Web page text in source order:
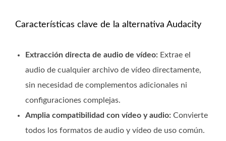
Características clave de la alternativa Audacity
Extracción directa de audio de vídeo: Extrae el
audio de cualquier archivo de vídeo directamente,
sin necesidad de complementos adicionales ni
configuraciones complejas.
Amplia compatibilidad con vídeo y audio: Convierte
todos los formatos de audio y vídeo de uso común.